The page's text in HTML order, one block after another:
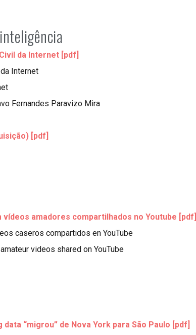
da Internet [pdf]
Internet
Fernandes Paravizo Mira
[pdf]
amadores compartilhados no Youtube [pdf]
caseros compartidos en YouTube
videos shared on YouTube
“migrou” de Nova York para São Paulo [pdf]